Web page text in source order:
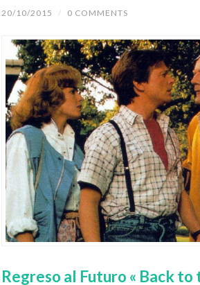
20/10/2015 / 0 COMMENTS
Regreso al Futuro « Back